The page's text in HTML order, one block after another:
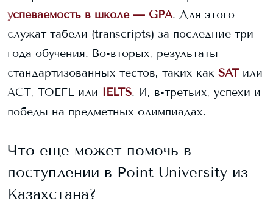
успеваемость в школе — GPA. Для этого
служат табели (transcripts) за последние три
года обучения. Во-вторых, результаты
стандартизованных тестов, таких как SAT или
ACT, TOEFL или IELTS. И, в-третьих, успехи и
победы на предметных олимпиадах.
Что еще может помочь в
поступлении в Point University из
Казахстана?